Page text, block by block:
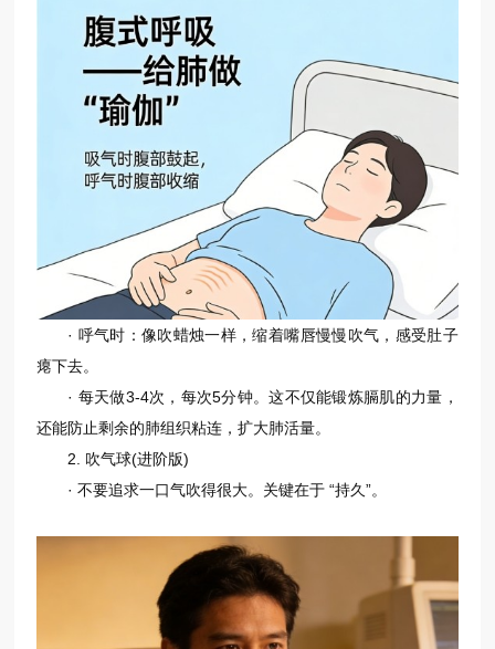
· 呼气时：像吹蜡烛一样，缩着嘴唇慢慢吹气，感受肚子
瘪下去。
· 每天做3-4次，每次5分钟。这不仅能锻炼膈肌的力量，
还能防止剩余的肺组织粘连，扩大肺活量。
2. 吹气球(进阶版)
· 不要追求一口气吹得很大。关键在于 “持久”。